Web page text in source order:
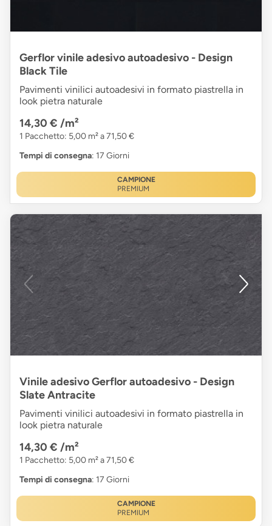
Gerflor vinile adesivo autoadesivo - Design
Black Tile
Pavimenti vinilici autoadesivi in formato piastrella in
look pietra naturale
14,30 € /m²
1 Pacchetto: 5,00 m² a 71,50 €
Tempi di consegna: 17 Giorni
CAMPIONE
PREMIUM
Vinile adesivo Gerflor autoadesivo - Design
Slate Antracite
Pavimenti vinilici autoadesivi in formato piastrella in
look pietra naturale
14,30 € /m²
1 Pacchetto: 5,00 m² a 71,50 €
Tempi di consegna: 17 Giorni
CAMPIONE
PREMIUM